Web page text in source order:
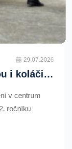
29.07.2026
Domažlice ožijí kroji, hudbou i koláči. Chodské slavnosti zvou na velkolepý víkend
v centrum
ročníku
a
dudy, trhy i